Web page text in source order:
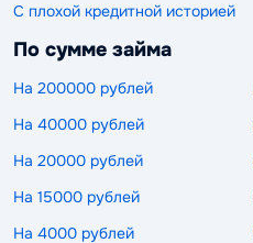
С плохой кредитной историей
По сумме займа
На 200000 рублей
На 40000 рублей
На 20000 рублей
На 15000 рублей
На 4000 рублей